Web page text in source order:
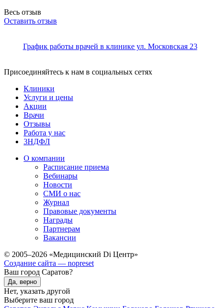
Весь отзыв
Оставить отзыв
График работы врачей в клинике ул. Московская 23
Присоединяйтесь к нам в социальных сетях
Клиники
Услуги и цены
Акции
Врачи
Отзывы
Работа у нас
3НДФЛ
О компании
Расписание приема
Вебинары
Новости
СМИ о нас
Журнал
Правовые документы
Награды
Партнерам
Вакансии
© 2005–2026 «Медицинский Di Центр»
Создание сайта — nopreset
Ваш город Саратов?
Да, верно
Нет, указать другой
Выберите ваш город